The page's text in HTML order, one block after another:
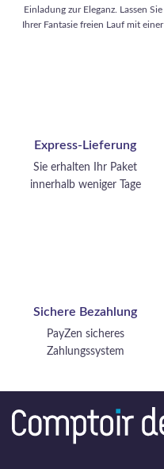
Einladung zur Eleganz. Lassen Sie
Ihrer Fantasie freien Lauf mit einer
die Ihren distinguierten Stil
unterstreichen.
Express-Lieferung
Sie erhalten Ihr Paket
innerhalb weniger Tage
Sichere Bezahlung
PayZen sicheres
Zahlungssystem